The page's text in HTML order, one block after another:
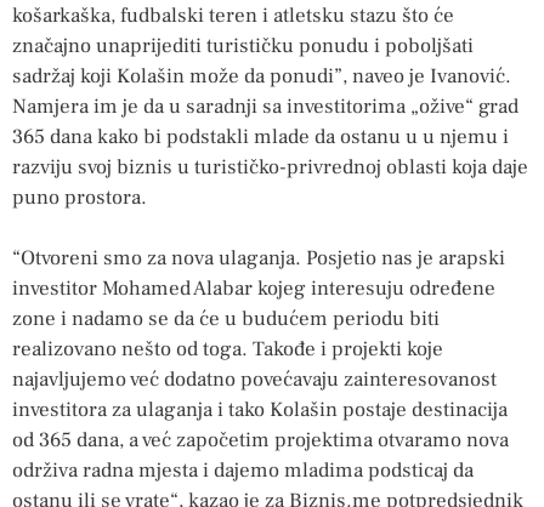
košarkaška, fudbalski teren i atletsku stazu što će
značajno unaprijediti turističku ponudu i poboljšati
sadržaj koji Kolašin može da ponudi”, naveo je Ivanović.
Namjera im je da u saradnji sa investitorima „ožive“ grad
365 dana kako bi podstakli mlade da ostanu u u njemu i
razviju svoj biznis u turističko-privrednoj oblasti koja daje
puno prostora.
“Otvoreni smo za nova ulaganja. Posjetio nas je arapski
investitor Mohamed Alabar kojeg interesuju određene
zone i nadamo se da će u budućem periodu biti
realizovano nešto od toga. Takođe i projekti koje
najavljujemo već dodatno povećavaju zainteresovanost
investitora za ulaganja i tako Kolašin postaje destinacija
od 365 dana, a već započetim projektima otvaramo nova
održiva radna mjesta i dajemo mladima podsticaj da
ostanu ili se vrate“, kazao je za Biznis.me potpredsjednik